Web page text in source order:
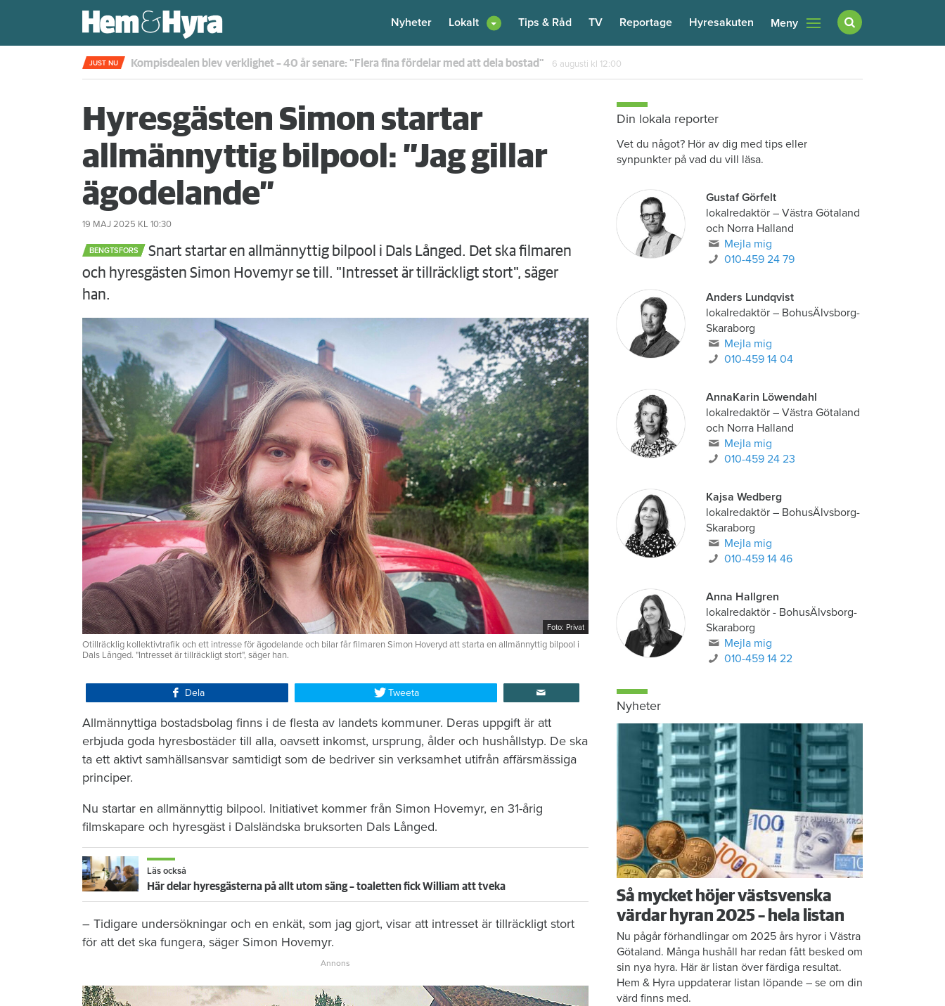
Nyheter Lokalt Tips & Råd TV Reportage Hyresakuten Meny
JUST NU Kompisdealen blev verklighet – 40 år senare: "Flera fina fördelar med att dela bostad" 6 augusti kl 12:00
Hyresgästen Simon startar
allmännyttig bilpool: ”Jag gillar
ägodelande”
19 MAJ 2025 KL 10:30
BENGTSFORS
Snart startar en allmännyttig bilpool i Dals Långed. Det ska filmaren
och hyresgästen Simon Hovemyr se till. "Intresset är tillräckligt stort", säger
han.
Foto: Privat
Otillräcklig kollektivtrafik och ett intresse för ägodelande och bilar får filmaren Simon Hoveryd att starta en allmännyttig bilpool i
Dals Långed. "Intresset är tillräckligt stort", säger han.
Dela Tweeta
Allmännyttiga bostadsbolag finns i de flesta av landets kommuner. Deras uppgift är att
erbjuda goda hyresbostäder till alla, oavsett inkomst, ursprung, ålder och hushållstyp. De ska
ta ett aktivt samhällsansvar samtidigt som de bedriver sin verksamhet utifrån affärsmässiga
principer.
Nu startar en allmännyttig bilpool. Initiativet kommer från Simon Hovemyr, en 31-årig
filmskapare och hyresgäst i Dalsländska bruksorten Dals Långed.
Läs också
Här delar hyresgästerna på allt utom säng – toaletten fick William att tveka
– Tidigare undersökningar och en enkät, som jag gjort, visar att intresset är tillräckligt stort
för att det ska fungera, säger Simon Hovemyr.
Din lokala reporter
Vet du något? Hör av dig med tips eller
synpunkter på vad du vill läsa.
Gustaf Görfelt
lokalredaktör– Västra Götaland
och Norra Halland
Mejla mig
010-459 24 79
Anders Lundqvist
lokalredaktör– BohusÄlvsborg-
Skaraborg
Mejla mig
010-459 14 04
AnnaKarin Löwendahl
lokalredaktör– Västra Götaland
och Norra Halland
Mejla mig
010-459 24 23
Kajsa Wedberg
lokalredaktör– BohusÄlvsborg-
Skaraborg
Mejla mig
010-459 14 46
Anna Hallgren
lokalredaktör - BohusÄlvsborg-
Skaraborg
Mejla mig
010-459 14 22
Nyheter
Så mycket höjer västsvenska
värdar hyran 2025 – hela listan
Nu pågår förhandlingar om 2025 års hyror i Västra
Götaland. Många hushåll har redan fått besked om
sin nya hyra. Här är listan över färdiga resultat.
Hem & Hyra uppdaterar listan löpande – se om din
värd finns med.